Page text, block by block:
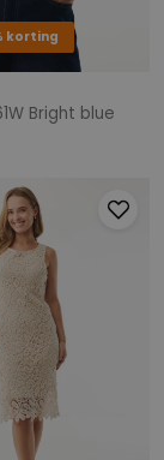
korting
Bright blue